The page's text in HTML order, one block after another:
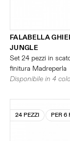
FALABELLA
JUNGLE
Set 24 pezzi in
finitura Madreperla
Disponibile in 4
24 PEZZI PER 6